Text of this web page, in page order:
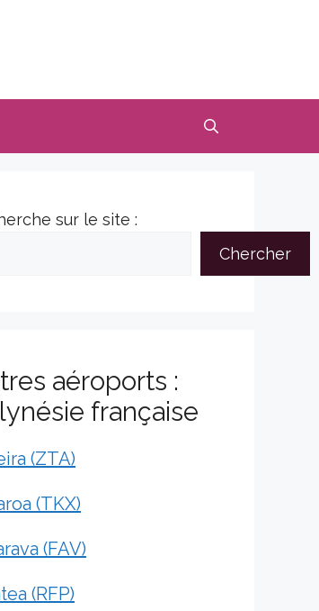
sur le site :
Chercher
aéroports :
française
(ZTA)
(TKX)
(FAV)
(RFP)